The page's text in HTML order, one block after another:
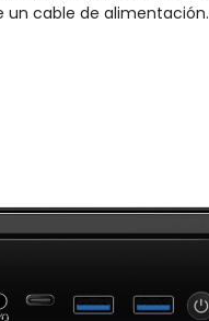
un cable de alimentación.